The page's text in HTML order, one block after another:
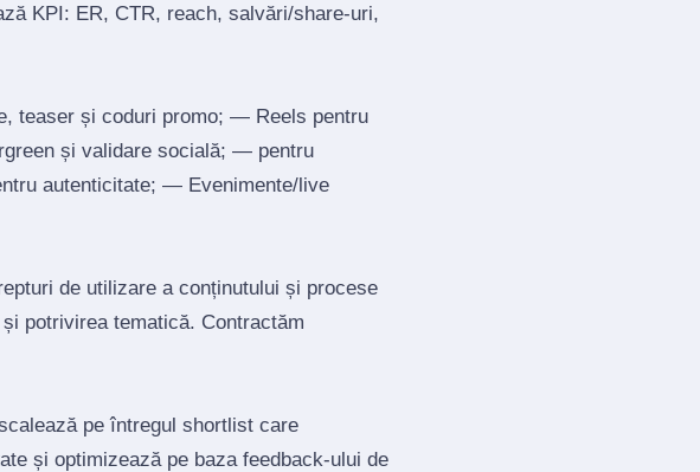
KPI: ER, CTR, reach, salvări/share‑uri,
teaser și coduri promo; — Reels pentru
și validare socială; — pentru
autenticitate; — Evenimente/live
de utilizare a conținutului și procese
potrivirea tematică. Contractăm
pe întregul shortlist care
și optimizează pe baza feedback‑ului de